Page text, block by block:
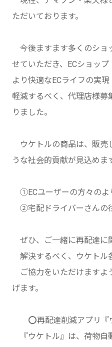
ただいております。
今後ますます多くのショ
せていただき、ECショッ
より快適なECライフの実
軽減するべく、代理店様募
りました。
ウケトルの商品は、販売
うな社会的貢献が見込めま
①ECユーザーの方々のよ
②宅配ドライバーさんの
ぜひ、ご一緒に再配達に
解決するべく、ウケトル
ご協力をいただけますよ
げます。
⭕️再配達削減アプリ『
『ウケトル』は、荷物自